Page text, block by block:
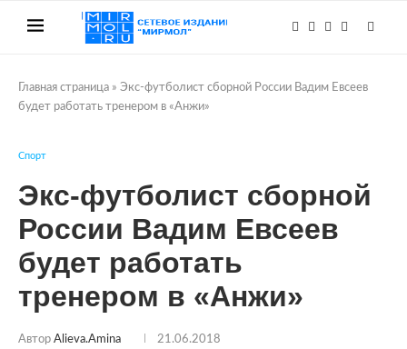
Главная страница » Экс-футболист сборной России Вадим Евсеев
будет работать тренером в «Анжи»
Спорт
Экс-футболист сборной
России Вадим Евсеев
будет работать
тренером в «Анжи»
Автор Alieva.amina 21.06.2018